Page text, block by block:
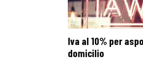
Iva al 10% per
domicilio